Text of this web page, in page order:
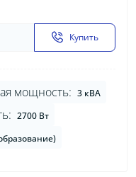
Купить
мощность: 3 кВА
2700 Вт